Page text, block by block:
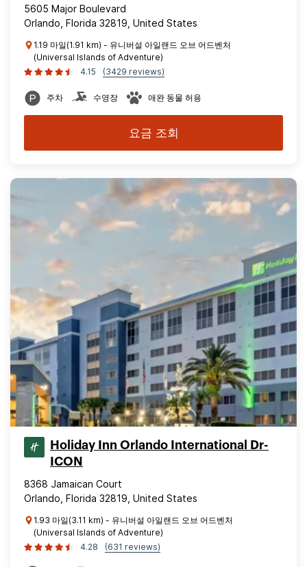
5605 Major Boulevard
Orlando, Florida 32819, United States
1.19 마일(1.91 km) - 유니버설 아일랜드 오브 어드벤처
(Universal Islands of Adventure)
4.15
(3429 reviews)
주차 수영장 애완 동물 허용
요금 조회
Holiday Inn Orlando International Dr-
ICON
8368 Jamaican Court
Orlando, Florida 32819, United States
1.93 마일(3.11 km) - 유니버설 아일랜드 오브 어드벤처
(Universal Islands of Adventure)
4.28
(631 reviews)